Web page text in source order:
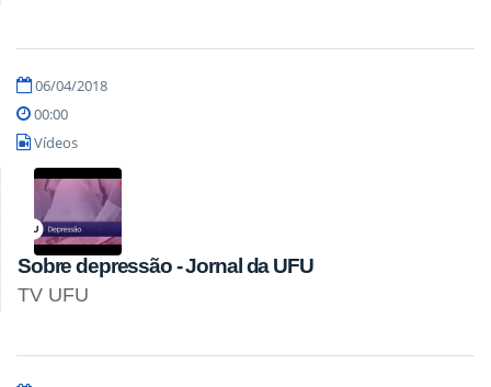
06/04/2018
00:00
Vídeos
Sobre depressão - Jornal da UFU
TV UFU